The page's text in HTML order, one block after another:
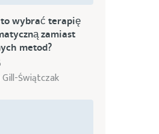
wybrać terapię
zamiast
metod?
Gill-Świątczak